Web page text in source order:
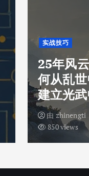
实战技巧
25年风
何从乱
建立光
由 zhinengti
850 views